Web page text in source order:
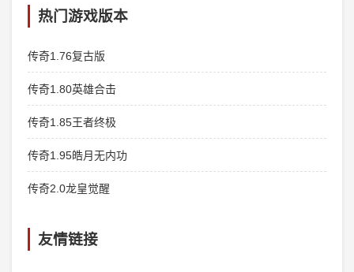
热门游戏版本
传奇1.76复古版
传奇1.80英雄合击
传奇1.85王者终极
传奇1.95皓月无内功
传奇2.0龙皇觉醒
友情链接